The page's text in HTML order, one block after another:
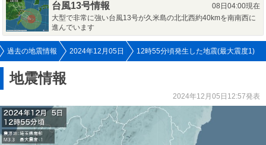
台風13号情報
08日04:00現在
大型で非常に強い台風13号が久米島の北北西約40kmを南南西に
進んでいます
過去の地震情報 2024年12月05日 12時55分頃発生した地震(最大震度1)
地震情報
2024年12月05日12:57発表